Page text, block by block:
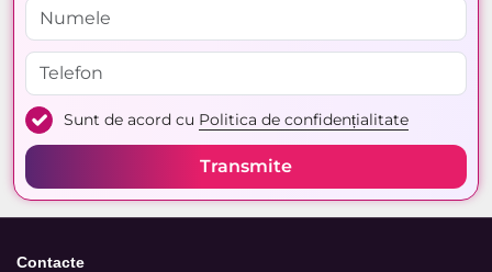
Sunt de acord cu Politica de confidențialitate
Transmite
Contacte